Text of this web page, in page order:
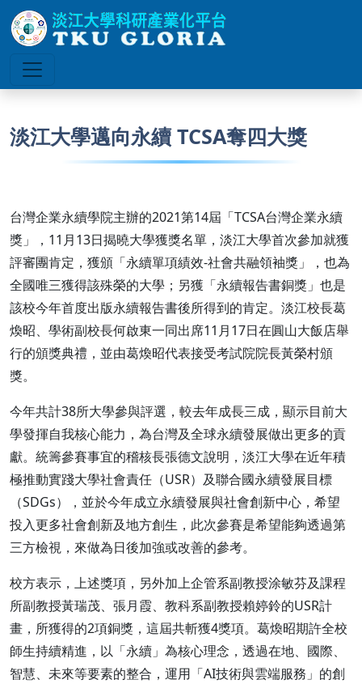
淡江大學邁向永續 TCSA奪四大獎
台灣企業永續學院主辦的2021第14屆「TCSA台灣企業永續
獎」，11月13日揭曉大學獲獎名單，淡江大學首次參加就獲
評審團肯定，獲頒「永續單項績效-社會共融領袖獎」，也為
全國唯三獲得該殊榮的大學；另獲「永續報告書銅獎」也是
該校今年首度出版永續報告書後所得到的肯定。淡江校長葛
煥昭、學術副校長何啟東一同出席11月17日在圓山大飯店舉
行的頒獎典禮，並由葛煥昭代表接受考試院院長黃榮村頒
獎。
今年共計38所大學參與評選，較去年成長三成，顯示目前大
學發揮自我核心能力，為台灣及全球永續發展做出更多的貢
獻。統籌參賽事宜的稽核長張德文說明，淡江大學在近年積
極推動實踐大學社會責任（USR）及聯合國永續發展目標
（SDGs），並於今年成立永續發展與社會創新中心，希望
投入更多社會創新及地方創生，此次參賽是希望能夠透過第
三方檢視，來做為日後加強或改善的參考。
校方表示，上述獎項，另外加上企管系副教授涂敏芬及課程
所副教授黃瑞茂、張月霞、教科系副教授賴婷鈴的USR計
畫，所獲得的2項銅獎，這屆共斬獲4獎項。葛煥昭期許全校
師生持續精進，以「永續」為核心理念，透過在地、國際、
智慧、未來等要素的整合，運用「AI技術與雲端服務」的創